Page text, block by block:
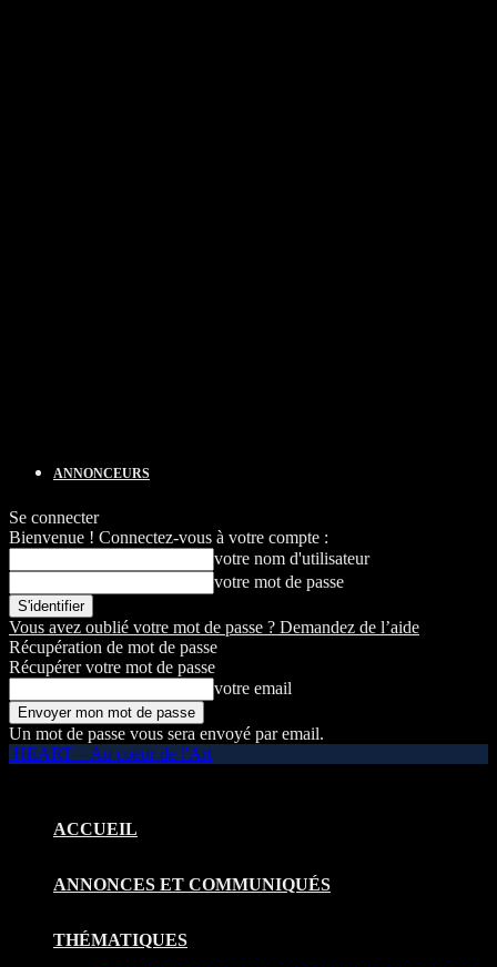
ANNONCEURS
Se connecter
Bienvenue ! Connectez-vous à votre compte :
votre nom d'utilisateur
votre mot de passe
Vous avez oublié votre mot de passe ? Demandez de l’aide
Récupération de mot de passe
Récupérer votre mot de passe
votre email
Un mot de passe vous sera envoyé par email.
HEART – Au coeur de l'Art
ACCUEIL
ANNONCES ET COMMUNIQUÉS
THÉMATIQUES